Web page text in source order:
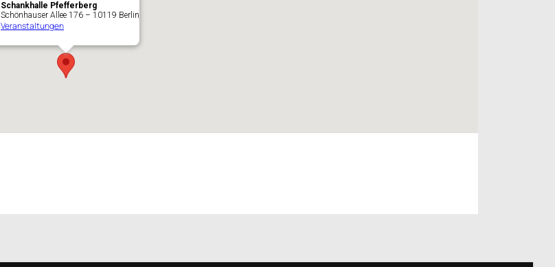
Schankhalle Pfefferberg
Schönhauser Allee 176 – 10119 Berlin
Veranstaltungen